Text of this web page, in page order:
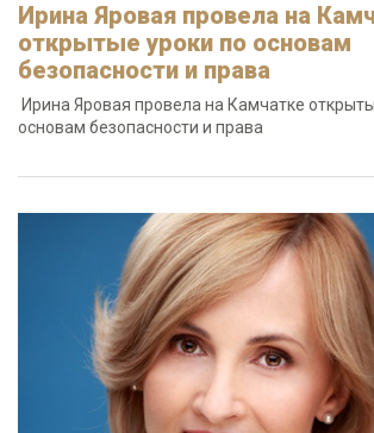
Ирина Яровая провела на
открытые уроки по основам
безопасности и права
Ирина Яровая провела на Камчатке
основам безопасности и права